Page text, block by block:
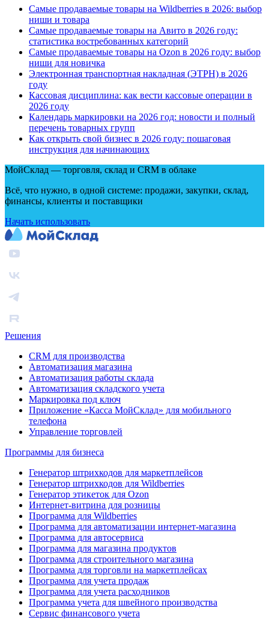
Самые продаваемые товары на Wildberries в 2026: выбор
ниши и товара
Самые продаваемые товары на Авито в 2026 году:
статистика востребованных категорий
Самые продаваемые товары на Ozon в 2026 году: выбор
ниши для новичка
Электронная транспортная накладная (ЭТРН) в 2026
году
Кассовая дисциплина: как вести кассовые операции в
2026 году
Календарь маркировки на 2026 год: новости и полный
перечень товарных групп
Как открыть свой бизнес в 2026 году: пошаговая
инструкция для начинающих
МойСклад — торговля, склад и CRM в облаке
Всё, что нужно, в одной системе: продажи, закупки, склад,
финансы, клиенты и поставщики
Начать использовать
Решения
CRM для производства
Автоматизация магазина
Автоматизация работы склада
Автоматизация складского учета
Маркировка под ключ
Приложение «Касса МойСклад» для мобильного
телефона
Управление торговлей
Программы для бизнеса
Генератор штрихкодов для маркетплейсов
Генератор штрихкодов для Wildberries
Генератор этикеток для Ozon
Интернет-витрина для розницы
Программа для Wildberries
Программа для автоматизации интернет-магазина
Программа для автосервиса
Программа для магазина продуктов
Программа для строительного магазина
Программа для торговли на маркетплейсах
Программа для учета продаж
Программа для учета расходников
Программа учета для швейного производства
Сервис финансового учета